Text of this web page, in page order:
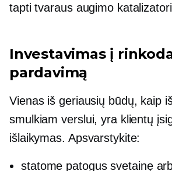
tapti tvaraus augimo
Investavimas į
pardavimą
Vienas iš geriausių būdų, kaip
smulkiam verslui, yra klientų
išlaikymas. Apsvarstykite:
statome patogussvetainę